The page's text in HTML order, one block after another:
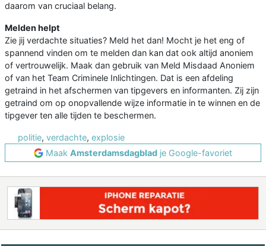
daarom van cruciaal belang.
Melden helpt
Zie jij verdachte situaties? Meld het dan! Mocht je het eng of
spannend vinden om te melden dan kan dat ook altijd anoniem
of vertrouwelijk. Maak dan gebruik van Meld Misdaad Anoniem
of van het Team Criminele Inlichtingen. Dat is een afdeling
getraind in het afschermen van tipgevers en informanten. Zij zijn
getraind om op onopvallende wijze informatie in te winnen en de
tipgever ten alle tijden te beschermen.
politie, verdachte, explosie
Maak Amsterdamsdagblad je Google-favoriet